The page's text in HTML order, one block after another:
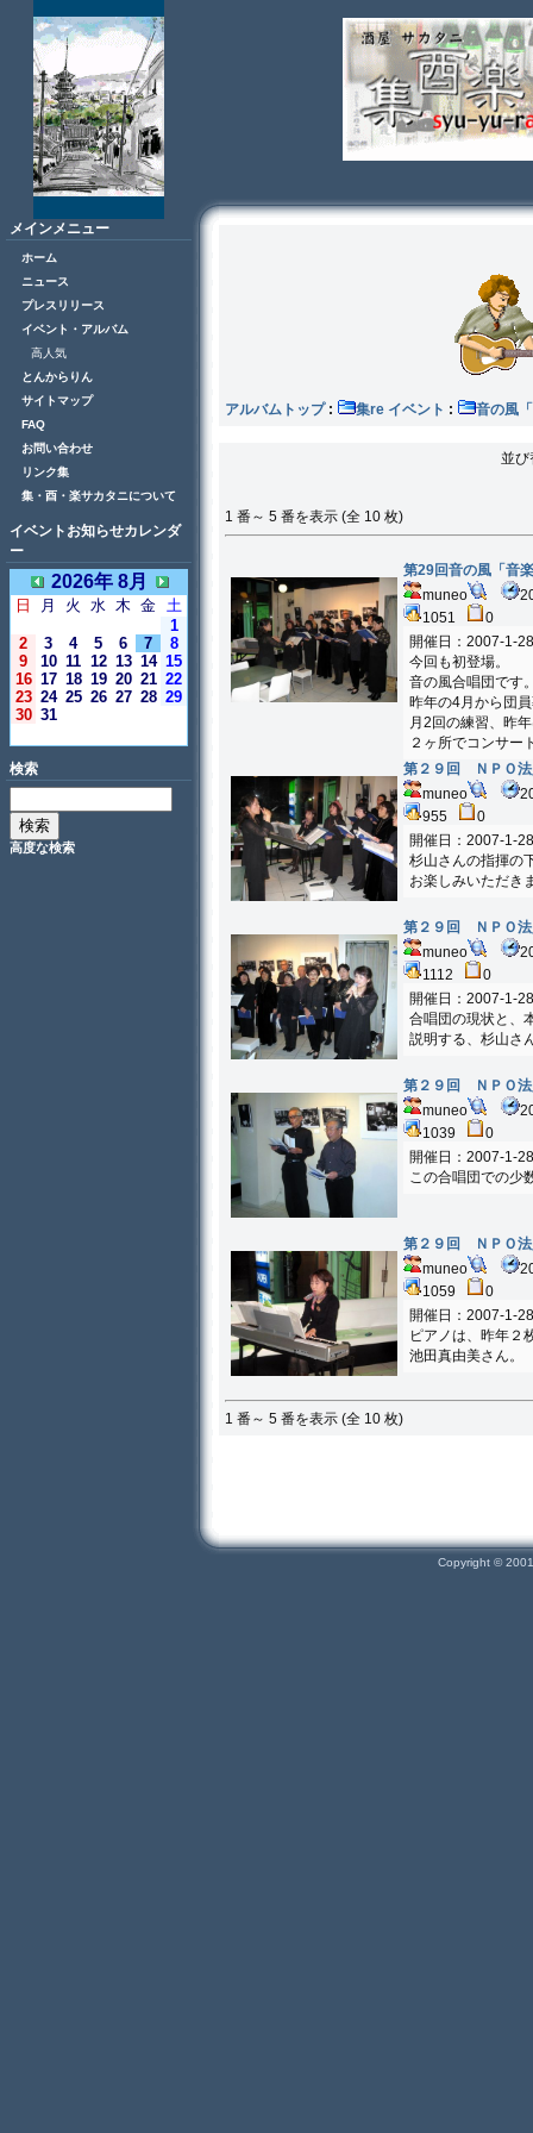
メインメニュー
ホーム
ニュース
プレスリリース
イベント・アルバム
高人気
とんからりん
サイトマップ
FAQ
お問い合わせ
リンク集
集・酉・楽サカタニについて
イベントお知らせカレンダ
ー
2026年 8月
日 月 火 水 木 金 土
1
2
3 4 5 6 7
8
9
10 11 12 13 14 15
16 17 18 19 20 21 22
23 24 25 26 27 28 29
30 31
検索
高度な検索
アルバムトップ: 集re イベント : 音の
並
1 番～ 5 番を表示 (全 10 枚)
第29回音の風「音
muneo
1051
0
開催日：2007-1-28
今回も初登場。
音の風合唱団です
昨年の4月から団
月2回の練習、昨
２ヶ所でコンサー
第２９回 ＮＰＯ
muneo
955
0
開催日：2007-1-28
杉山さんの指揮の
お楽しみいただき
第２９回 ＮＰＯ
muneo
1112
0
開催日：2007-1-28
合唱団の現状と、
説明する、杉山さ
第２９回 ＮＰＯ
muneo
1039
0
開催日：2007-1-28
この合唱団での少
第２９回 ＮＰＯ
muneo
1059
0
開催日：2007-1-28
ピアノは、昨年２
池田真由美さん。
1 番～ 5 番を表示 (全 10 枚)
Copyright ©